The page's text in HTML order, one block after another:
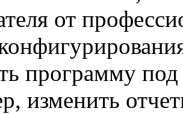
от
программу
изменить